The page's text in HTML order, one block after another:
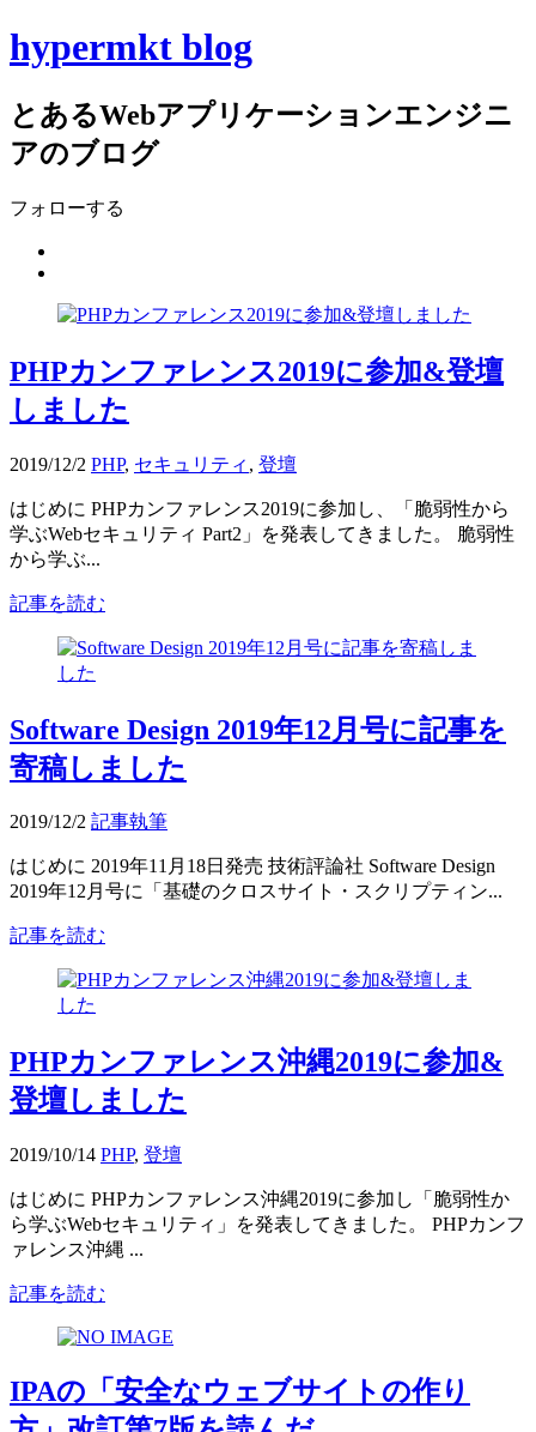
hypermkt blog
とあるWebアプリケーションエンジニ
アのブログ
フォローする
PHPカンファレンス2019に参加&登壇
しました
2019/12/2 PHP, セキュリティ , 登壇
はじめに PHPカンファレンス2019に参加し、「脆弱性から
学ぶWebセキュリティ Part2」を発表してきました。 脆弱性
から学ぶ...
記事を読む
Software Design 2019年12月号に記事を
寄稿しました
2019/12/2 記事執筆
はじめに 2019年11月18日発売 技術評論社 Software Design
2019年12月号に「基礎のクロスサイト・スクリプティン...
記事を読む
PHPカンファレンス沖縄2019に参加&
登壇しました
2019/10/14 PHP, 登壇
はじめに PHPカンファレンス沖縄2019に参加し「脆弱性か
ら学ぶWebセキュリティ」を発表してきました。 PHPカンフ
ァレンス沖縄 ...
記事を読む
IPAの「安全なウェブサイトの作り